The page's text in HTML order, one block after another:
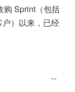
购 Sprint（包括
）以来，已经